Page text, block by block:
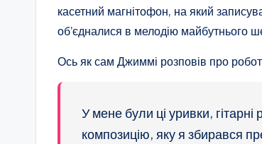
касетний магнітофон, на який
об’єдналися в мелодію майбутнього
Ось як сам Джиммі розповів про
У мене були ці уривки,
композицію, яку я збирався